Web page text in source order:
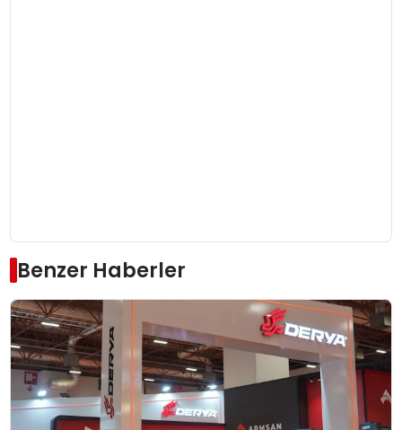
Benzer Haberler